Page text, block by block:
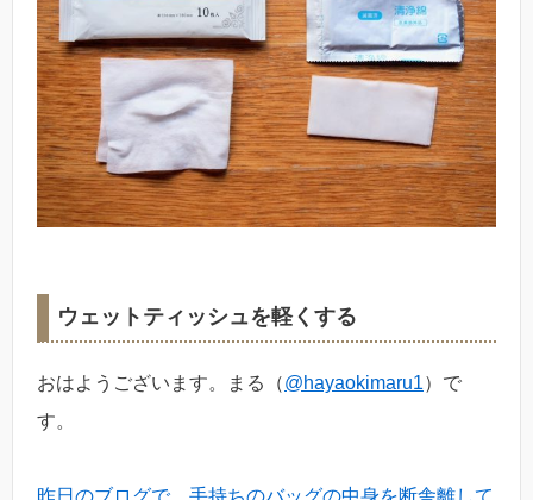
ウェットティッシュを軽くする
おはようございます。まる（@hayaokimaru1）で
す。
昨日のブログで、手持ちのバッグの中身を断舎離して